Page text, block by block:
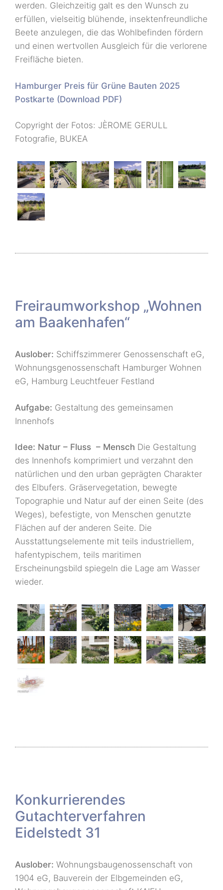
werden. Gleichzeitig galt es den Wunsch zu
erfüllen, vielseitig blühende, insektenfreundliche
Beete anzulegen, die das Wohlbefinden fördern
und einen wertvollen Ausgleich für die verlorene
Freifläche bieten.
Hamburger Preis für Grüne Bauten 2025
Postkarte (Download PDF)
Copyright der Fotos: JÈROME GERULL
Fotografie, BUKEA
Freiraumworkshop „Wohnen
am Baakenhafen“
Auslober: Schiffszimmerer Genossenschaft eG,
Wohnungsgenossenschaft Hamburger Wohnen
eG, Hamburg Leuchtfeuer Festland
Aufgabe: Gestaltung des gemeinsamen
Innenhofs
Idee: Natur – Fluss – Mensch Die Gestaltung
des Innenhofs komprimiert und verzahnt den
natürlichen und den urban geprägten Charakter
des Elbufers. Gräservegetation, bewegte
Topographie und Natur auf der einen Seite (des
Weges), befestigte, von Menschen genutzte
Flächen auf der anderen Seite. Die
Ausstattungselemente mit teils industriellem,
hafentypischem, teils maritimen
Erscheinungsbild spiegeln die Lage am Wasser
wieder.
Konkurrierendes
Gutachterverfahren
Eidelstedt 31
Auslober: Wohnungsbaugenossenschaft von
1904 eG, Bauverein der Elbgemeinden eG,